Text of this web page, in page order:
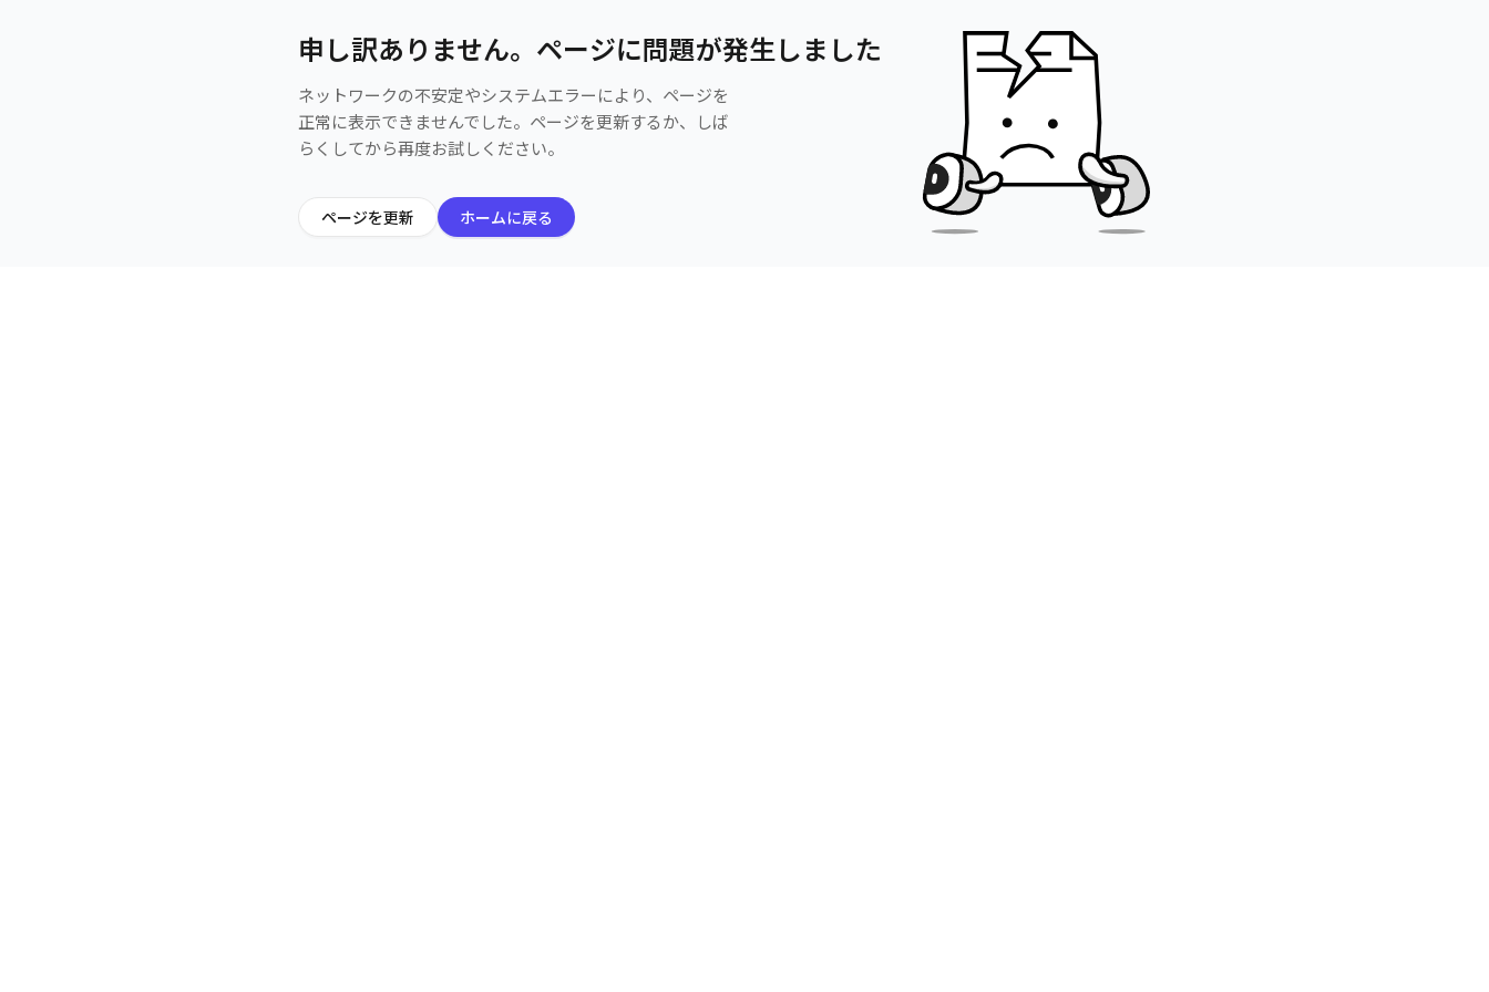
申し訳ありません。ページに問題が発生しました
ネットワークの不安定やシステムエラーにより、ページを
正常に表示できませんでした。ページを更新するか、しば
らくしてから再度お試しください。
ページを更新 ホームに戻る